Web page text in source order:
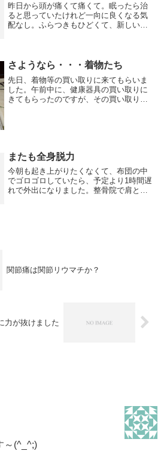
昨日から頭が痛くて痛くて。眠ったら治
ると思っていたけれど一向に良くなる気
配なし。ふらつきもひどくて、新しい薬
痛い。頭が割れたらどうしよ...
さようなら・・・着物たち
先日、着物等の買い取りに来てもらいま
した。午前中に、健康器具の買い取りに
きてもらったのですが、その買い取り員
またも全身脱力
今朝も起き上がりたくなくて、布団の中
でゴロゴロしていたら、予定より1時間遅
れで外出になりました。整骨院で肩と背
関節痛は関節リウマチか？
力が抜けました
～(^_^;)